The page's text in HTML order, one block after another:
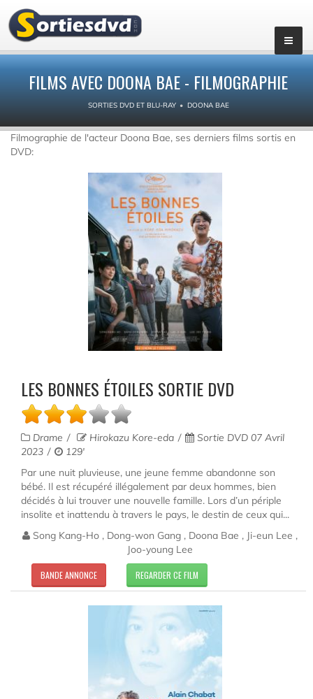
FILMS AVEC DOONA BAE - FILMOGRAPHIE
SORTIES DVD ET BLU-RAY DOONA BAE
Filmographie de l'acteur Doona Bae, ses derniers films sortis en
DVD:
LES BONNES ÉTOILES SORTIE DVD
Drame Hirokazu Kore-eda
Sortie DVD 07 Avril
2023
129'
Par une nuit pluvieuse, une jeune femme abandonne son
bébé. Il est récupéré illégalement par deux hommes, bien
décidés à lui trouver une nouvelle famille. Lors d’un périple
insolite et inattendu à travers le pays, le destin de ceux qui...
Song Kang-Ho , Dong-won Gang , Doona Bae , Ji-eun Lee ,
Joo-young Lee
BANDE ANNONCE REGARDER CE FILM